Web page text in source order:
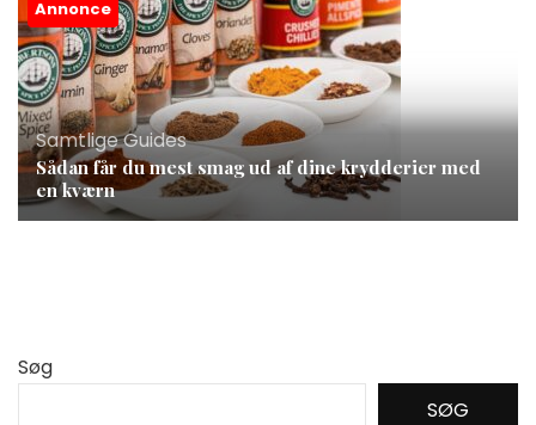
Annonce
Samtlige Guides
Sådan får du mest smag ud af dine krydderier med
en kværn
Søg
SØG